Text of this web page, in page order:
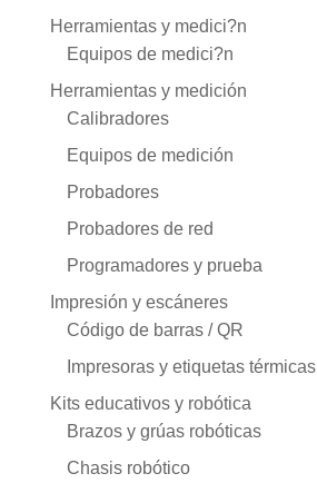
Herramientas y medici?n
Equipos de medici?n
Herramientas y medición
Calibradores
Equipos de medición
Probadores
Probadores de red
Programadores y prueba
Impresión y escáneres
Código de barras / QR
Impresoras y etiquetas térmicas
Kits educativos y robótica
Brazos y grúas robóticas
Chasis robótico